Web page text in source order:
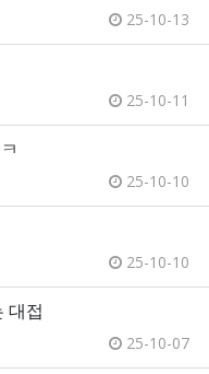
25-10-13
25-10-11
25-10-10
25-10-10
대접
25-10-07